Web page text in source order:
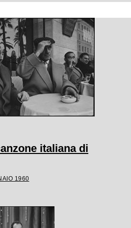
italiana di
1960